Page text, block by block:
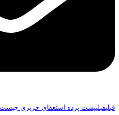
قبلیقبلیپشت پرده استعفای حریری